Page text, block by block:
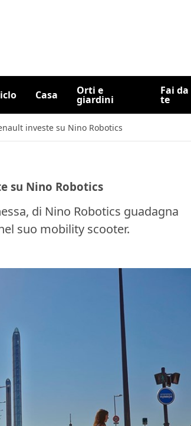
Casa Orti e
giardini
Fai da
te
investe su Nino Robotics
su Nino Robotics
di Nino Robotics guadagna
suo mobility scooter.